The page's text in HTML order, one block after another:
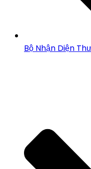
Bộ Nhận Diện